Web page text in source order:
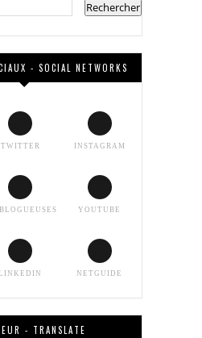
- SOCIAL NETWORKS
TWITTER INSTAGRAM
YOUTUBE
NETGUIDE
- TRANSLATE